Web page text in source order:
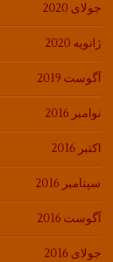
جولای 2020
ژانویه 2020
آگوست 2019
نوامبر 2016
اکتبر 2016
سپتامبر 2016
آگوست 2016
جولای 2016